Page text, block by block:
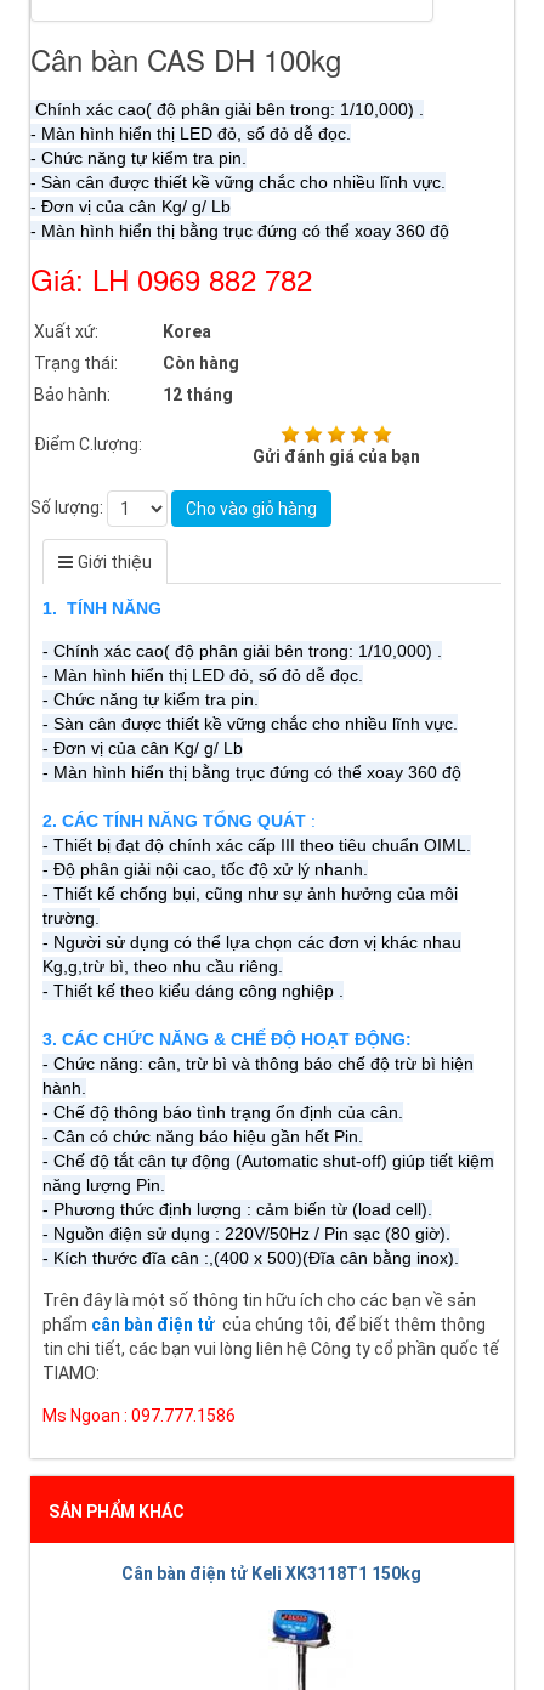
Cân bàn CAS DH 100kg
Chính xác cao( độ phân giải bên trong: 1/10,000) .
- Màn hình hiển thị LED đỏ, số đỏ dễ đọc.
- Chức năng tự kiểm tra pin.
- Sàn cân được thiết kề vững chắc cho nhiều lĩnh vực.
- Đơn vị của cân Kg/ g/ Lb
- Màn hình hiển thị bằng trục đứng có thể xoay 360 độ
Giá: LH 0969 882 782
Xuất xứ:
Korea
Trạng thái:
Còn hàng
Bảo hành:
12 tháng
Điểm C.lượng:
Gửi đánh giá của bạn
Số lượng: Cho vào giỏ hàng
Giới thiệu
1. TÍNH NĂNG
- Chính xác cao( độ phân giải bên trong: 1/10,000) .
- Màn hình hiển thị LED đỏ, số đỏ dễ đọc.
- Chức năng tự kiểm tra pin.
- Sàn cân được thiết kề vững chắc cho nhiều lĩnh vực.
- Đơn vị của cân Kg/ g/ Lb
- Màn hình hiển thị bằng trục đứng có thể xoay 360 độ
2. CÁC TÍNH NĂNG TỔNG QUÁT :
- Thiết bị đạt độ chính xác cấp III theo tiêu chuẩn OIML.
- Độ phân giải nội cao, tốc độ xử lý nhanh.
- Thiết kế chống bụi, cũng như sự ảnh hưởng của môi
trường.
- Người sử dụng có thể lựa chọn các đơn vị khác nhau
Kg,g,trừ bì, theo nhu cầu riêng.
- Thiết kế theo kiểu dáng công nghiệp .
3. CÁC CHỨC NĂNG & CHẾ ĐỘ HOẠT ĐỘNG:
- Chức năng: cân, trừ bì và thông báo chế độ trừ bì hiện
hành.
- Chế độ thông báo tình trạng ổn định của cân.
- Cân có chức năng báo hiệu gần hết Pin.
- Chế độ tắt cân tự động (Automatic shut-off) giúp tiết kiệm
năng lượng Pin.
- Phương thức định lượng : cảm biến từ (load cell).
- Nguồn điện sử dụng : 220V/50Hz / Pin sạc (80 giờ).
- Kích thước đĩa cân :,(400 x 500)(Đĩa cân bằng inox).
Trên đây là một số thông tin hữu ích cho các bạn về sản
phẩm cân bàn điện tử của chúng tôi, để biết thêm thông
tin chi tiết, các bạn vui lòng liên hệ Công ty cổ phần quốc tế
TIAMO:
Ms Ngoan : 097.777.1586
SẢN PHẨM KHÁC
Cân bàn điện tử Keli XK3118T1 150kg